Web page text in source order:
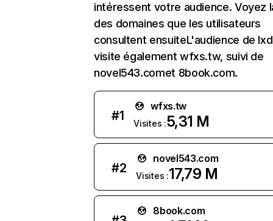
intéressent votre audience. Voyez
des domaines que les utilisateurs
consultent ensuiteL'audience de
visite également wfxs.tw, suivi de
novel543.comet 8book.com.
#1
wfxs.tw
Visites :5,31 M
#2
novel543.com
Visites :17,79 M
8book.com